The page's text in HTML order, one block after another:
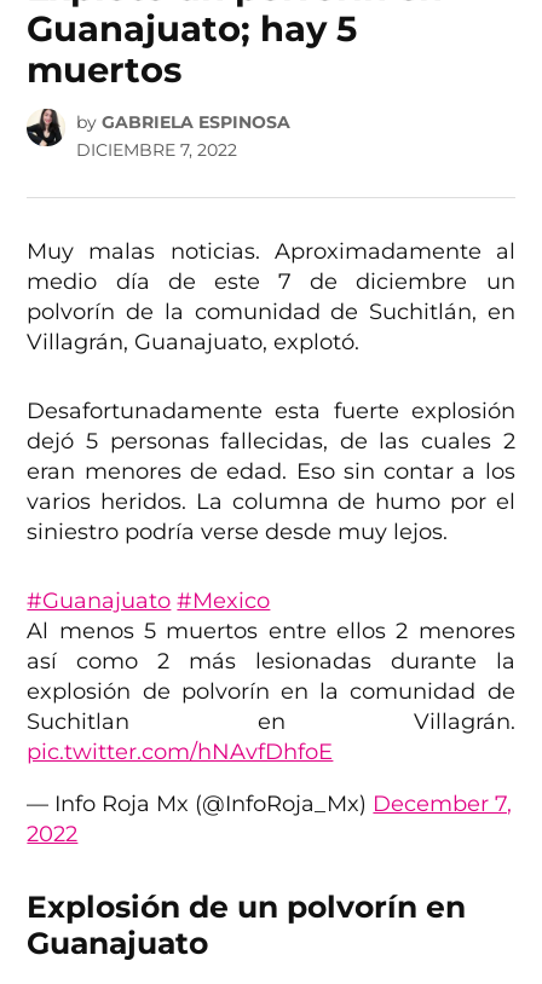
Guanajuato; hay 5
muertos
by GABRIELA ESPINOSA
DICIEMBRE 7, 2022
Muy malas noticias. Aproximadamente al
medio día de este 7 de diciembre un
polvorín de la comunidad de Suchitlán, en
Villagrán, Guanajuato, explotó.
Desafortunadamente esta fuerte explosión
dejó 5 personas fallecidas, de las cuales 2
eran menores de edad. Eso sin contar a los
varios heridos. La columna de humo por el
siniestro podría verse desde muy lejos.
#Guanajuato #Mexico
Al menos 5 muertos entre ellos 2 menores
así como 2 más lesionadas durante la
explosión de polvorín en la comunidad de
Suchitlan en Villagrán.
pic.twitter.com/hNAvfDhfoE
— Info Roja Mx (@InfoRoja_Mx) December 7,
2022
Explosión de un polvorín en
Guanajuato